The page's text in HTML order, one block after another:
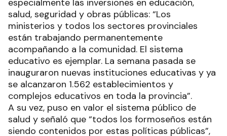
especialmente las inversiones en educación,
salud, seguridad y obras públicas: “Los
ministerios y todos los sectores provinciales
están trabajando permanentemente
acompañando a la comunidad. El sistema
educativo es ejemplar. La semana pasada se
inauguraron nuevas instituciones educativas y ya
se alcanzaron 1.562 establecimientos y
complejos educativos en toda la provincia”.
A su vez, puso en valor el sistema público de
salud y señaló que “todos los formoseños están
siendo contenidos por estas políticas públicas”,